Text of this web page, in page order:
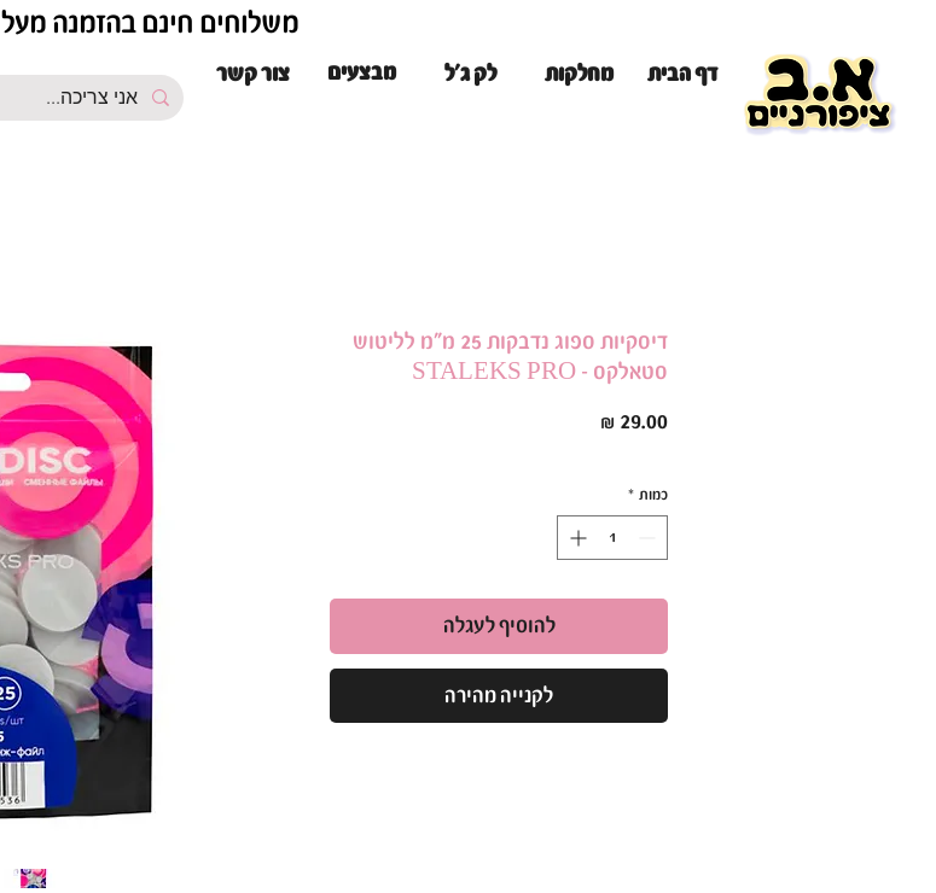
צור קשר מבצעים לק ג'ל מחלקות דף הבית
משלוחים חינם בהזמנה מעל 299₪
דיסקיות ספוג נדבקות 25 מ"מ לליטוש
סטאלקס - STALEKS PRO
כמות *
להוסיף לעגלה
לקנייה מהירה